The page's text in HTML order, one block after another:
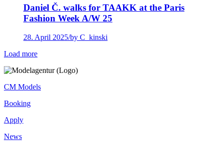
Daniel Č. walks for TAAKK at the Paris
Fashion Week A/W 25
28. April 2025/by C_kinski
Load more
CM Models
Booking
Apply
News